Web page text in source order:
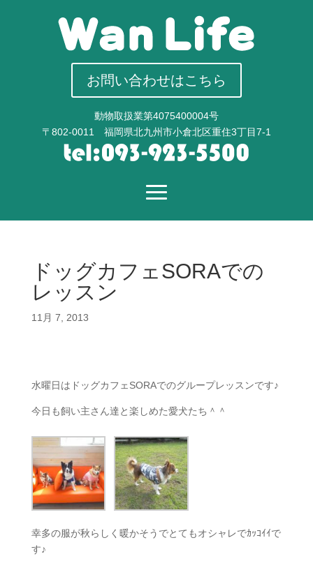
お問い合わせはこちら
動物取扱業第4075400004号
〒802-0011 福岡県北九州市小倉北区重住3丁目7-1
ドッグカフェSORAでの
レッスン
11月 7, 2013
水曜日はドッグカフェSORAでのグループレッスンです♪
今日も飼い主さん達と楽しめた愛犬たち＾＾
幸多の服が秋らしく暖かそうでとてもオシャレでｶｯｺｲｲで
す♪